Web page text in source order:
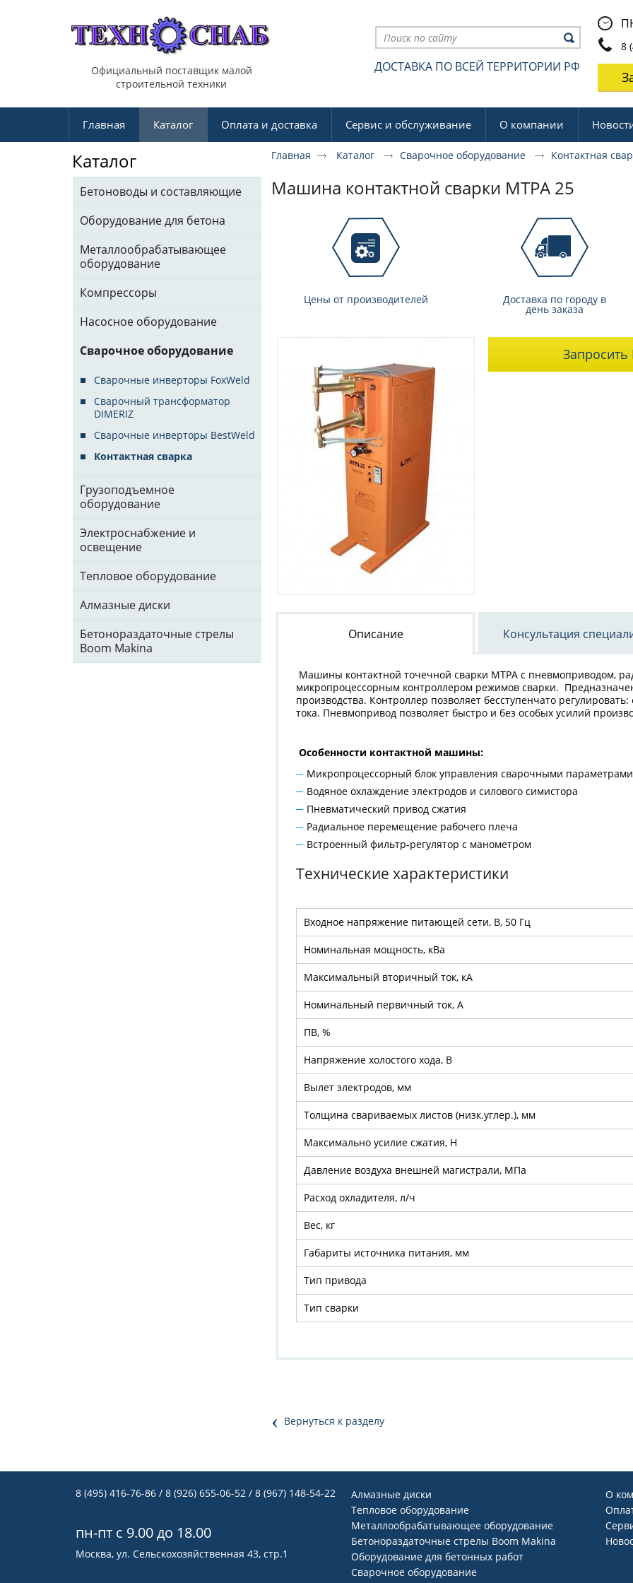
8
Официальный поставщик малой
строительной техники
ДОСТАВКА ПО ВСЕЙ ТЕРРИТОРИИ РФ
Главная Каталог Оплата и доставка Сервис и обслуживание О компании
Каталог
Бетоноводы и составляющие
Оборудование для бетона
Металлообрабатывающее
оборудование
Компрессоры
Насосное оборудование
Сварочное оборудование
Сварочные инверторы FoxWeld
Сварочный трансформатор
DIMERIZ
Сварочные инверторы BestWeld
Контактная сварка
Грузоподъемное
оборудование
Электроснабжение и
освещение
Тепловое оборудование
Алмазные диски
Бетонораздаточные стрелы
Boom Makina
Главная Каталог Сварочное оборудование Контактная
Машина контактной сварки МТРА 25
Цены от производителей Доставка по городу в
день заказа
Запросить
Описание Консультация
Машины контактной точечной сварки МТРА с пневмоприводом,
микропроцессорным контроллером режимов сварки.
производства. Контроллер позволяет бесступенчато
тока. Пневмопривод позволяет быстро и без особых усилий
Особенности контактной машины:
Микропроцессорный блок управления сварочными параметрами
Водяное охлаждение электродов и силового симистора
Пневматический привод сжатия
Радиальное перемещение рабочего плеча
Встроенный фильтр-регулятор с манометром
Технические характеристики
Входное напряжение питающей сети, В, 50 Гц
Номинальная мощность, кВа
Максимальный вторичный ток, кА
Номинальный первичный ток, А
ПВ, %
Напряжение холостого хода, В
Вылет электродов, мм
Толщина свариваемых листов (низк.углер.), мм
Максимально усилие сжатия, H
Давление воздуха внешней магистрали, МПа
Расход охладителя, л/ч
Вес, кг
Габариты источника питания, мм
Тип привода
Тип сварки
‹ Вернуться к разделу
8 (495) 416-76-86 / 8 (926) 655-06-52 / 8 (967) 148-54-22
пн-пт с 9.00 до 18.00
Москва, ул. Сельскохозяйственная 43, стр.1
Алмазные диски
Тепловое оборудование
Металлообрабатывающее оборудование
Бетонораздаточные стрелы Boom Makina
Оборудование для бетонных работ
Сварочное оборудование
О